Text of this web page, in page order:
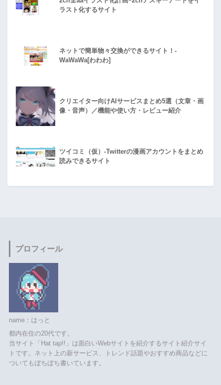
ラスト化するサイト
ネットで簡単物々交換ができるサイト！-
WaWaWa[わわわ]
クリエイター向けAIサービスまとめ5選（文章・画
像・音声）／機能や使い方・レビュー紹介
ツイコミ（仮）-Twitterの漫画アカウントをまとめ
読みできるサイト
プロフィール
name：はっと
都内在住の20代です。
当サイト「Hat tap!!」は面白いWebサイトを紹介するサイト紹介サイ
トです。ネット上の新サービス、トレンド話題やおすすめ商品などに
ついてもぼちぼち書いています。